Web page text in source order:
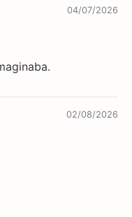
04/07/2026
02/08/2026